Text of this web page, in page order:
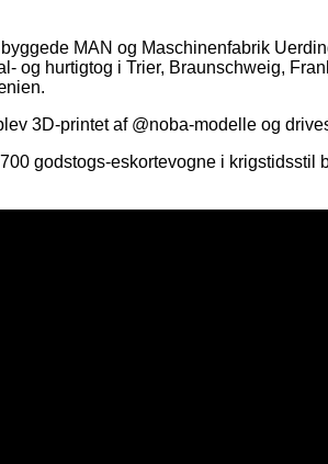
MAN og Maschinenfabrik
og hurtigtog i Trier, Braunschweig,
3D-printet af @noba-modelle og
godstogs-eskortevogne i